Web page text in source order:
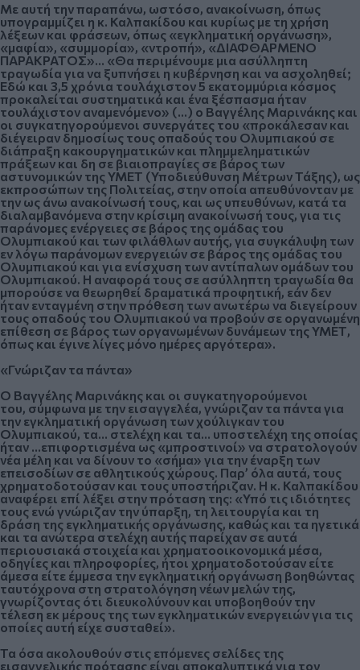
Με αυτή την παραπάνω, ωστόσο, ανακοίνωση, όπως
υπογραμμίζει η κ. Καλπακίδου και κυρίως με τη χρήση
λέξεων και φράσεων, όπως «εγκληματική οργάνωση»,
«μαφία», «συμμορία», «ντροπή», «ΔΙΑΦΘΑΡΜΕΝΟ
ΠΑΡΑΚΡΑΤΟΣ»… «Θα περιμένουμε μια ασύλληπτη
τραγωδία για να ξυπνήσει η κυβέρνηση και να ασχοληθεί;
Εδώ και 3,5 χρόνια τουλάχιστον 5 εκατομμύρια κόσμος
προκαλείται συστηματικά και ένα ξέσπασμα ήταν
τουλάχιστον αναμενόμενο» (…) ο Βαγγέλης Μαρινάκης και
οι συγκατηγορούμενοι συνεργάτες του «προκάλεσαν και
διέγειραν δημοσίως τους οπαδούς του Ολυμπιακού σε
διάπραξη κακουργηματικών και πλημμεληματικών
πράξεων και δη σε βιαιοπραγίες σε βάρος των
αστυνομικών της ΥΜΕΤ (Υποδιεύθυνση Μέτρων Τάξης), ως
εκπροσώπων της Πολιτείας, στην οποία απευθύνονταν με
την ως άνω ανακοίνωσή τους, και ως υπευθύνων, κατά τα
διαλαμβανόμενα στην κρίσιμη ανακοίνωσή τους, για τις
παράνομες ενέργειες σε βάρος της ομάδας του
Ολυμπιακού και των φιλάθλων αυτής, για συγκάλυψη των
εν λόγω παράνομων ενεργειών σε βάρος της ομάδας του
Ολυμπιακού και για ενίσχυση των αντίπαλων ομάδων του
Ολυμπιακού. Η αναφορά τους σε ασύλληπτη τραγωδία θα
μπορούσε να θεωρηθεί δραματικά προφητική, εάν δεν
ήταν ενταγμένη στην πρόθεση των ανωτέρω να διεγείρουν
τους οπαδούς του Ολυμπιακού να προβούν σε οργανωμένη
επίθεση σε βάρος των οργανωμένων δυνάμεων της ΥΜΕΤ,
όπως και έγινε λίγες μόνο ημέρες αργότερα».
«Γνώριζαν τα πάντα»
Ο Βαγγέλης Μαρινάκης και οι συγκατηγορούμενοι
του, σύμφωνα με την εισαγγελέα, γνώριζαν τα πάντα για
την εγκληματική οργάνωση των χούλιγκαν του
Ολυμπιακού, τα... στελέχη και τα... υποστελέχη της οποίας
ήταν …επιφορτισμένα ως «μπροστινοί» να στρατολογούν
νέα μέλη και να δίνουν το «σήμα» για την έναρξη των
επεισοδίων σε αθλητικούς χώρους. Παρ’ όλα αυτά, τους
χρηματοδοτούσαν και τους υποστήριζαν. Η κ. Καλπακίδου
αναφέρει επί λέξει στην πρόταση της: «Υπό τις ιδιότητες
τους ενώ γνώριζαν την ύπαρξη, τη λειτουργία και τη
δράση της εγκληματικής οργάνωσης, καθώς και τα ηγετικά
και τα ανώτερα στελέχη αυτής παρείχαν σε αυτά
περιουσιακά στοιχεία και χρηματοοικονομικά μέσα,
οδηγίες και πληροφορίες, ήτοι χρηματοδοτούσαν είτε
άμεσα είτε έμμεσα την εγκληματική οργάνωση βοηθώντας
ταυτόχρονα στη στρατολόγηση νέων μελών της,
γνωρίζοντας ότι διευκολύνουν και υποβοηθούν την
τέλεση εκ μέρους της των εγκληματικών ενεργειών για τις
οποίες αυτή είχε συσταθεί».
Τα όσα ακολουθούν στις επόμενες σελίδες της
εισαγγελικής πρότασης είναι αποκαλυπτικά για τον